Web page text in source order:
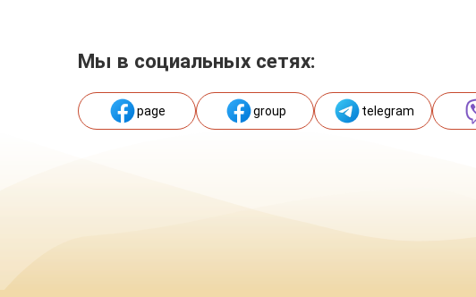
Мы в социальных сетях:
page group telegram